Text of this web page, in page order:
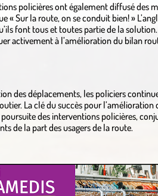
policières ont également diffusé des
Sur la route, on se conduit bien! »
font tous et toutes partie de la
activement à l’amélioration du bilan
des déplacements, les policiers
La clé du succès pour
des interventions policières,
de la part des usagers de la route.